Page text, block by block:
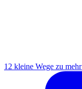
12 kleine Wege zu